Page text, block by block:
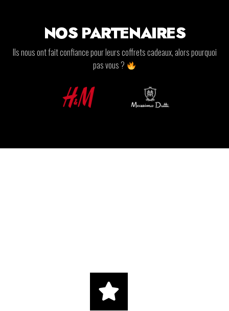
NOS PARTENAIRES
Ils nous ont fait confiance pour leurs coffrets cadeaux, alors pourquoi
pas vous ?